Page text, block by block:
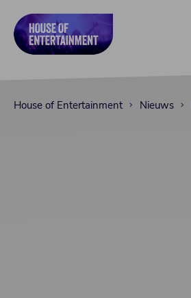
House of Entertainment Nieuws